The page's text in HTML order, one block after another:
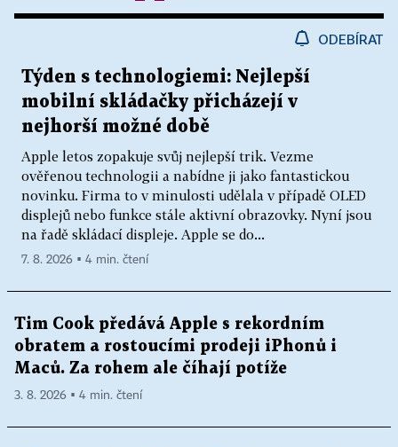
ODEBÍRAT
Týden s technologiemi: Nejlepší
mobilní skládačky přicházejí v
nejhorší možné době
Apple letos zopakuje svůj nejlepší trik. Vezme
ověřenou technologii a nabídne ji jako fantastickou
novinku. Firma to v minulosti udělala v případě OLED
displejů nebo funkce stále aktivní obrazovky. Nyní jsou
na řadě skládací displeje. Apple se do...
7. 8. 2026 ▪ 4 min. čtení
Tim Cook předává Apple s rekordním
obratem a rostoucími prodeji iPhonů i
Maců. Za rohem ale číhají potíže
3. 8. 2026 ▪ 4 min. čtení